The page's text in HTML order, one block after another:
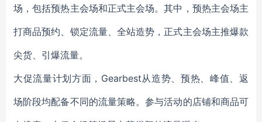
场，包括预热主会场和正式主会场。其中，预热主会场主
打商品预约、锁定流量、全站造势，正式主会场主推爆款
尖货、引爆流量。
大促流量计划方面，Gearbest从造势、预热、峰值、返
场阶段均配备不同的流量策略。参与活动的店铺和商品可